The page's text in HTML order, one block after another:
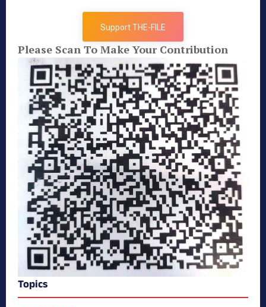
Support THE-FILE
Please Scan To Make Your Contribution
Topics